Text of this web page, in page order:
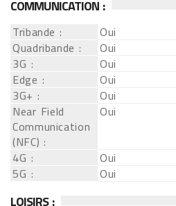
COMMUNICATION :
Tribande :
Oui
Quadribande :
Oui
3G :
Oui
Edge :
Oui
3G+ :
Oui
Near Field
Communication
(NFC) :
Oui
4G :
Oui
5G :
Oui
LOISIRS :